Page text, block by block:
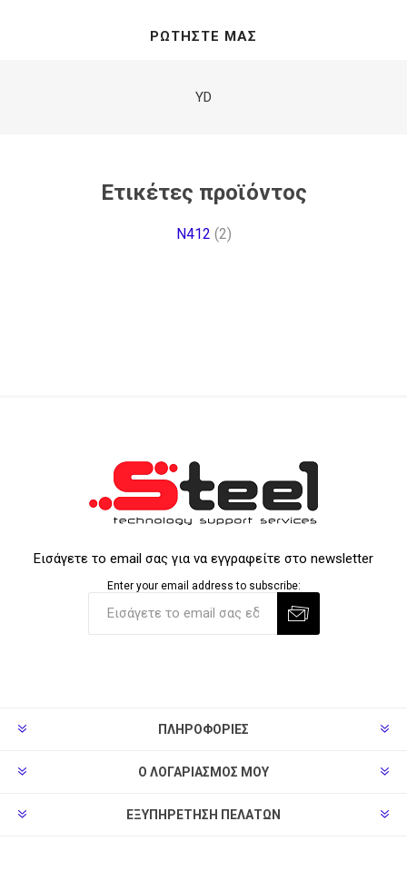
ΡΩΤΉΣΤΕ ΜΑΣ
ΥD
Ετικέτες προϊόντος
N412 (2)
Εισάγετε το email σας για να εγγραφείτε στο newsletter
Enter your email address to subscribe:
ΠΛΗΡΟΦΟΡΊΕΣ
Ο ΛΟΓΑΡΙΑΣΜΌΣ ΜΟΥ
ΕΞΥΠΗΡΈΤΗΣΗ ΠΕΛΑΤΏΝ